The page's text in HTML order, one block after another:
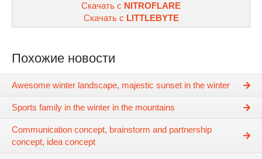
Скачать с NITROFLARE
Скачать с LITTLEBYTE
Похожие новости
Awesome winter landscape, majestic sunset in the winter
Sports family in the winter in the mountains
Communication concept, brainstorm and partnership
concept, idea concept